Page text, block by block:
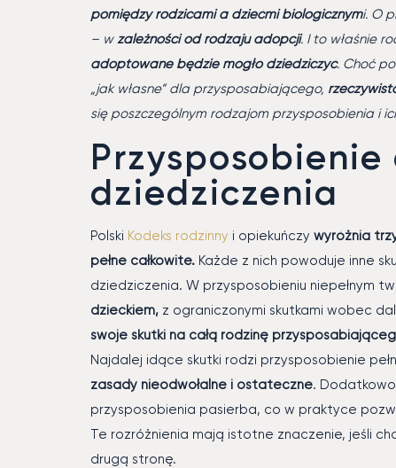
pomiędzy rodzicami a dziećmi biologicznymi. O
– wzależności od rodzaju adopcji. I to właśnie
adoptowane będzie mogło dziedziczyć. Choć
„jak własne” dla przysposabiającego,
się poszczególnym rodzajom przysposobienia i
dziedziczenia
Polski Kodeks rodzinny i opiekuńczy wyróżnia
pełne całkowite. Każde z nich powoduje inne
dziedziczenia. W przysposobieniu niepełnym
dzieckiem, z ograniczonymi skutkami wobec
swoje skutki na całą rodzinę
Najdalej idące skutki rodzi przysposobienie
zasady nieodwołalne i ostateczne.
przysposobienia pasierba, co w praktyce
Te rozróżnienia mają istotne znaczenie, jeśli
drugą stronę.